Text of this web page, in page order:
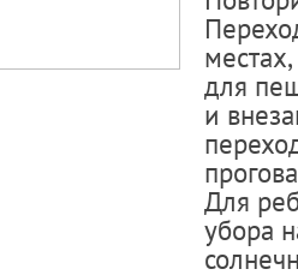
для
и
Для
убора